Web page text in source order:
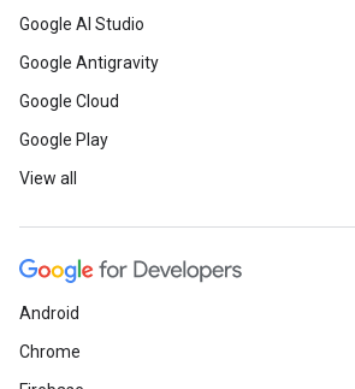
Google AI Studio
Google Antigravity
Google Cloud
Google Play
View all
Android
Chrome